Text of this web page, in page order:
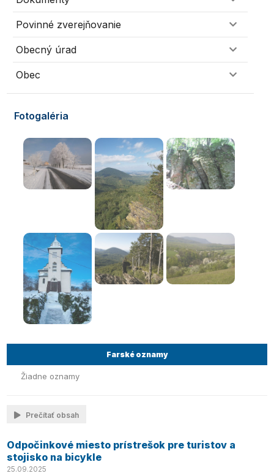
Povinné zverejňovanie
Obecný úrad
Obec
Fotogaléria
Farské oznamy
Žiadne oznamy
Prečítať obsah
Odpočinkové miesto prístrešok pre turistov a
stojisko na bicykle
25.09.2025